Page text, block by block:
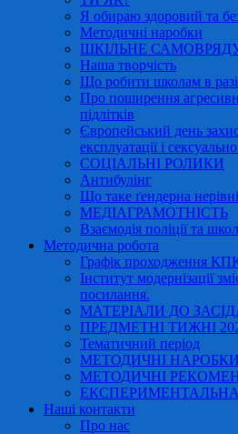
Я обираю здоровий та
Методичні наробки
ШКІЛЬНЕ
Наша творчість
Що робити школам в
Про поширення
підлітків
Європейський день
експлуатації і
СОЦІАЛЬНІ РОЛИКИ
Антибулінг
Що таке ґендерна
МЕДІАГРАМОТНІСТЬ
Взаємодія поліції та
Методична робота
Графік проходження КПК,
Інститут модернізації
посилання.
МАТЕРІАЛИ ДО
ПРЕДМЕТНІ ТИЖНІ
Тематичний період
МЕТОДИЧНІ НАРОБКИ
МЕТОДИЧНІ
ЕКСПЕРИМЕНТАЛЬНА
Наші контакти
Про нас